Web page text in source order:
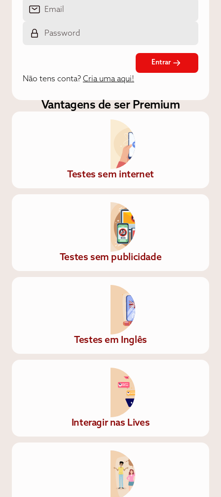
Entrar
Não tens conta? Cria uma aqui!
Vantagens de ser Premium
Testes sem internet
Testes sem publicidade
Testes em Inglês
Interagir nas Lives